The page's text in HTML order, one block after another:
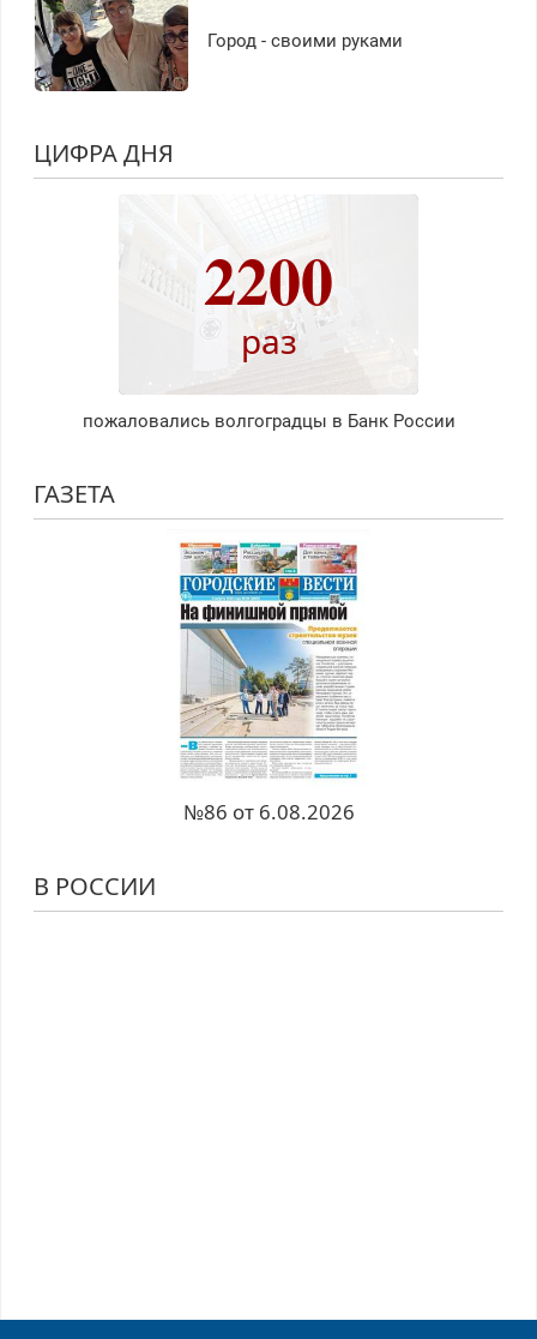
Город - своими руками
ЦИФРА ДНЯ
2200
раз
пожаловались волгоградцы в Банк России
ГАЗЕТА
№86 от 6.08.2026
В РОССИИ